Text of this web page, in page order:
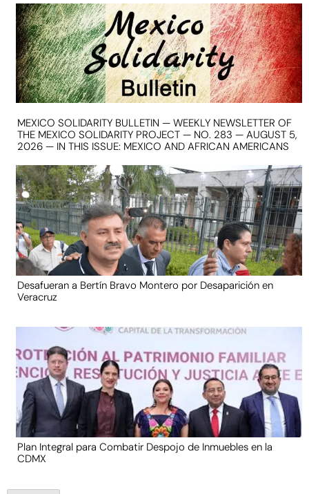
MEXICO SOLIDARITY BULLETIN — WEEKLY NEWSLETTER OF
THE MEXICO SOLIDARITY PROJECT — NO. 283 — AUGUST 5,
2026 — IN THIS ISSUE: MEXICO AND AFRICAN AMERICANS
Desafueran a Bertín Bravo Montero por Desaparición en
Veracruz
Plan Integral para Combatir Despojo de Inmuebles en la
CDMX